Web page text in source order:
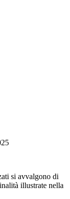
si avvalgono di
illustrate nella